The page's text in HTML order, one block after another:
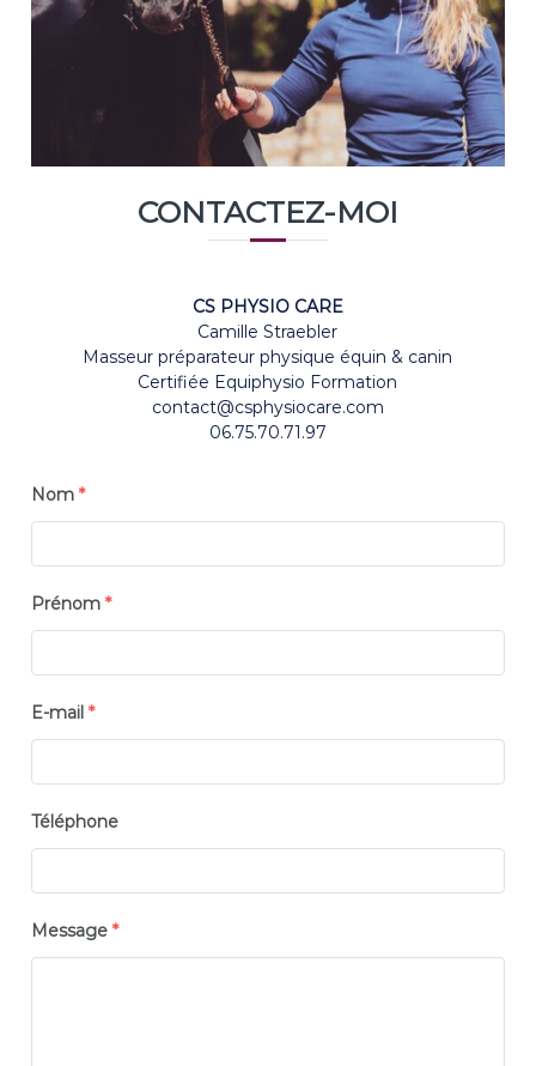
CONTACTEZ-MOI
CS PHYSIO CARE
Camille Straebler
Masseur préparateur physique équin & canin
Certifiée Equiphysio Formation
contact@csphysiocare.com
06.75.70.71.97
Nom *
Prénom *
E-mail *
Téléphone
Message *